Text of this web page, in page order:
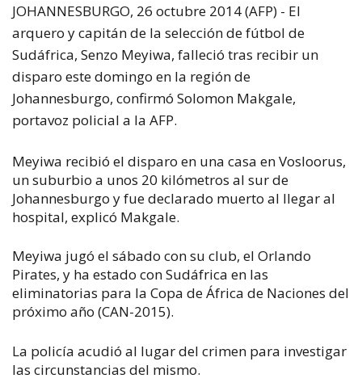
JOHANNESBURGO, 26 octubre 2014 (AFP) - El
arquero y capitán de la selección de fútbol de
Sudáfrica, Senzo Meyiwa, falleció tras recibir un
disparo este domingo en la región de
Johannesburgo, confirmó Solomon Makgale,
portavoz policial a la AFP.
Meyiwa recibió el disparo en una casa en Vosloorus,
un suburbio a unos 20 kilómetros al sur de
Johannesburgo y fue declarado muerto al llegar al
hospital, explicó Makgale.
Meyiwa jugó el sábado con su club, el Orlando
Pirates, y ha estado con Sudáfrica en las
eliminatorias para la Copa de África de Naciones del
próximo año (CAN-2015).
La policía acudió al lugar del crimen para investigar
las circunstancias del mismo.